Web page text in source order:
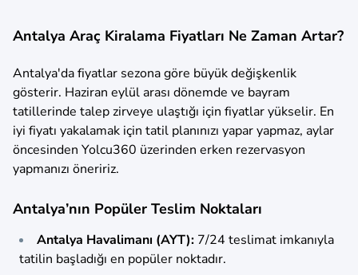
Antalya Araç Kiralama Fiyatları Ne Zaman Artar?
Antalya'da fiyatlar sezona göre büyük değişkenlik
gösterir. Haziran eylül arası dönemde ve bayram
tatillerinde talep zirveye ulaştığı için fiyatlar yükselir. En
iyi fiyatı yakalamak için tatil planınızı yapar yapmaz, aylar
öncesinden Yolcu360 üzerinden erken rezervasyon
yapmanızı öneririz.
Antalya’nın Popüler Teslim Noktaları
Antalya Havalimanı (AYT): 7/24 teslimat imkanıyla
tatilin başladığı en popüler noktadır.